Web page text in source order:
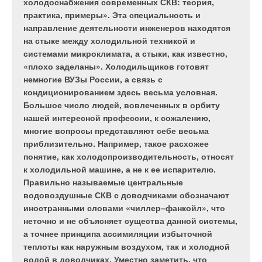
практика, примеры». Эта специальность и
направление деятельности инженеров находятся
на стыке между холодильной техникой и
системами микроклимата, а стыки, как известно,
«плохо заделаны». Холодильщиков готовят
немногие ВУЗы России, а связь с
кондиционированием здесь весьма условная.
Большое число людей, вовлеченных в орбиту
нашей интересной профессии, к сожалению,
многие вопросы представляют себе весьма
приблизительно. Например, такое расхожее
понятие, как холодопроизводительность, относят
к холодильной машине, а не к ее испарителю.
Правильно называемые центральные
водовоздушные СКВ с доводчиками обозначают
иностранными словами «чиллер–фанкойл», что
неточно и не объясняет существа данной системы,
а точнее принципа ассимиляции избыточной
теплоты как наружным воздухом, так и холодной
водой в доводчиках. Уместно заметить, что
В недалеком прошлом в системах канализации почти не
применялись пластиковые системы, а только чугун. Кто
работал на стройке, представляет себе, какие затраты несет
монтаж чугунной канализации от разгрузки и до поэтажной
разводки и монтажа стояков. Системы были только
раструбные и не пилились, а только кололись (в брак
закладывалось до 10% и более трубопроводов), а потом с
помощью «чеканки» зачеканивались специальными
пропитанными графитовой смазкой шнурами.
Трудоемкость этого процесса легко представить, а уж о
шероховатости внутренней стенки и говорить не приходится.
Слава богу, все это уже в прошлом. Сегодня мы имеем
очень большую гамму трубопроводов из разных пластиков.
На российском рынке представлен широкий спектр
альтернативные источники энергии, именно они
играют ведущую роль в динамике отопительного
рынка. По прогнозам специалистов, доля
отопительного оборудования на альтернативных
технологиях будет неуклонно увеличиваться,
замещая использование традиционных
энергоресурсов. В этом направлении развивается
и мировой лидер в области теплотехники —
компания «Будерус». На сегодняшний день
производственная программа «Будерус» включает
самые современные и перспективные тепло- и
электрогенераторы на базе альтернативных
источников энергии.
Конденсационные котлы